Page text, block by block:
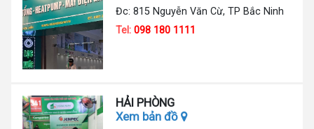
Đc: 815 Nguyễn Văn Cừ, TP Bắc Ninh
Tel:098 180 1111
HẢI PHÒNG
Xem bản đồ